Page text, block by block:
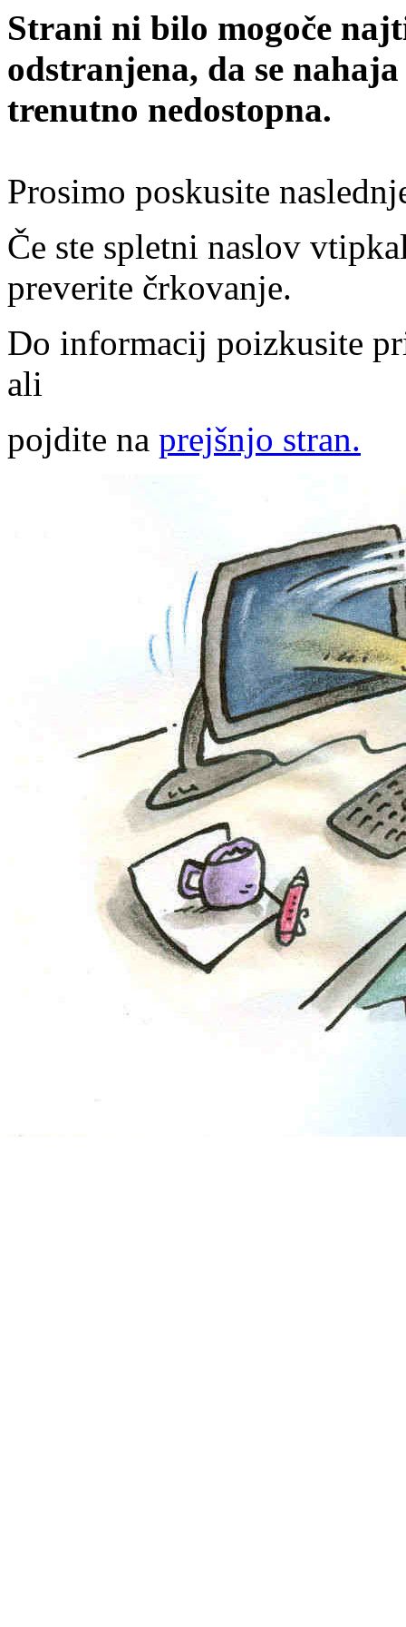
Strani ni bilo mogoče
odstranjena, da se
trenutno nedostopna.
Prosimo poskusite
Če ste spletni naslov
preverite črkovanje.
Do informacij poizkusite
ali
pojdite na prejšnjo stran.